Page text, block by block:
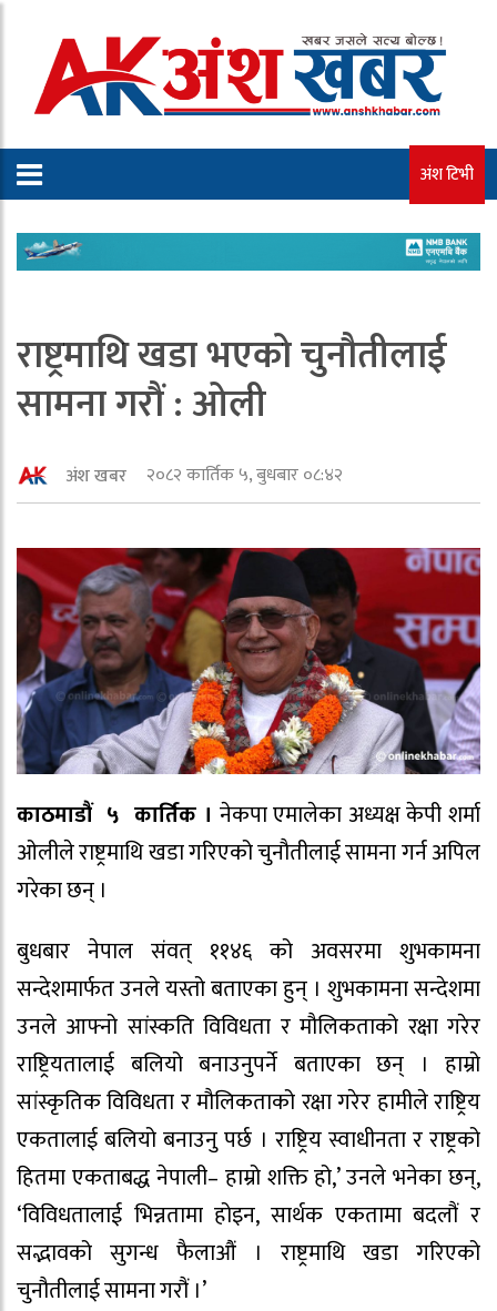
अंश टिभी
राष्ट्रमाथि खडा भएको चुनौतीलाई
सामना गरौं : ओली
अंश खबर २०८२ कार्तिक ५, बुधबार ०८:४२
काठमाडौं ५ कार्तिक । नेकपा एमालेका अध्यक्ष केपी शर्मा
ओलीले राष्ट्रमाथि खडा गरिएको चुनौतीलाई सामना गर्न अपिल
गरेका छन् ।
बुधबार नेपाल संवत् ११४६ को अवसरमा शुभकामना
सन्देशमार्फत उनले यस्तो बताएका हुन् । शुभकामना सन्देशमा
उनले आफ्नो सांस्कति विविधता र मौलिकताको रक्षा गरेर
राष्ट्रियतालाई बलियो बनाउनुपर्ने बताएका छन् । हाम्रो
सांस्कृतिक विविधता र मौलिकताको रक्षा गरेर हामीले राष्ट्रिय
एकतालाई बलियो बनाउनु पर्छ । राष्ट्रिय स्वाधीनता र राष्ट्रको
हितमा एकताबद्ध नेपाली– हाम्रो शक्ति हो,’ उनले भनेका छन्,
‘विविधतालाई भिन्नतामा होइन, सार्थक एकतामा बदलौं र
सद्भावको सुगन्ध फैलाऔं । राष्ट्रमाथि खडा गरिएको
चुनौतीलाई सामना गरौं ।’